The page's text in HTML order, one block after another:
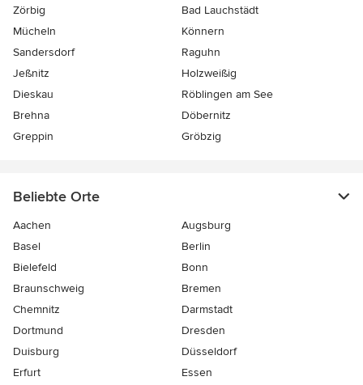
Zörbig
Bad Lauchstädt
Mücheln
Könnern
Sandersdorf
Raguhn
Jeßnitz
Holzweißig
Dieskau
Röblingen am See
Brehna
Döbernitz
Greppin
Gröbzig
Beliebte Orte
Aachen
Augsburg
Basel
Berlin
Bielefeld
Bonn
Braunschweig
Bremen
Chemnitz
Darmstadt
Dortmund
Dresden
Duisburg
Düsseldorf
Erfurt
Essen